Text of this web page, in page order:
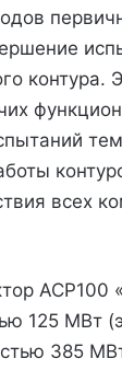
всех
125 МВт
385